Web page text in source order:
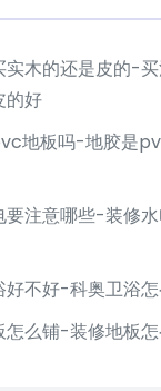
实木的还是皮的-
的好
地板吗-地胶是
要注意哪些-装修
好不好-科奥卫浴
怎么铺-装修地板